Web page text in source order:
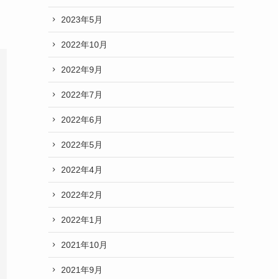
2023年5月
2022年10月
2022年9月
2022年7月
2022年6月
2022年5月
2022年4月
2022年2月
2022年1月
2021年10月
2021年9月